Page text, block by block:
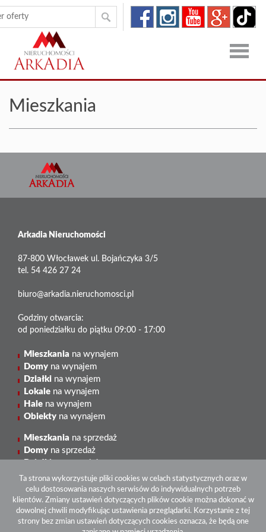
Strona
firmie
Mieszkania
Arkadia Nieruchomości
87-800 Włocławek ul. Bojańczyka 3/5
tel. 54 426 27 24
biuro@arkadia.nieruchomosci.pl
Godziny otwarcia:
od poniedziałku do piątku 09:00 - 17:00
Mieszkania na wynajem
Domy na wynajem
Działki na wynajem
Lokale na wynajem
Hale na wynajem
Obiekty na wynajem
Mieszkania na sprzedaż
Domy na sprzedaż
Lokale na sprzedaż
Halena sprzedaż
Obiektyna sprzedaż
Ta strona wykorzystuje pliki cookies w celach statystycznych oraz w
celu dostosowania naszych serwisów do indywidualnych potrzeb
klientów. Zmiany ustawień dotyczących plików cookie można dokonać w
dowolnej chwili modyfikując ustawienia przeglądarki. Korzystanie z tej
strony bez zmian ustawień dotyczących cookies oznacza, że będą one